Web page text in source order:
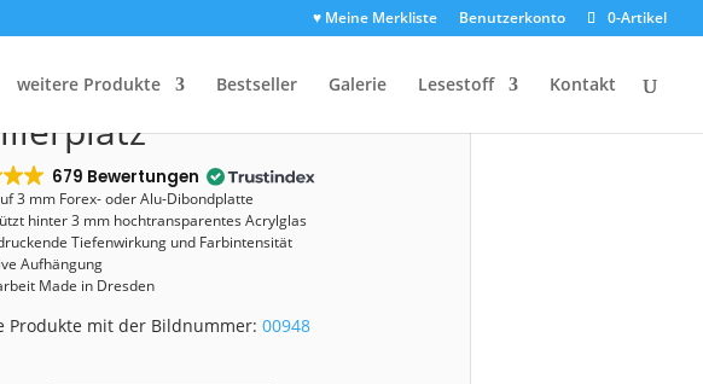
♥ Meine Merkliste Benutzerkonto 0-Artikel
weitere Produkte Bestseller Galerie Lesestoff Kontakt
Schillerplatz
Board (00948)
679 Bewertungen
3 mm Forex- oder Alu-Dibondplatte
hinter 3 mm hochtransparentes Acrylglas
Tiefenwirkung und Farbintensität
Aufhängung
Made in Dresden
Produkte mit der Bildnummer:00948